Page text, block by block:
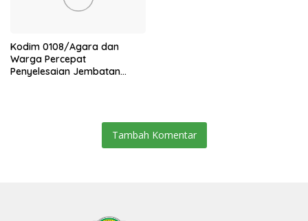
Kodim 0108/Agara dan
Warga Percepat
Penyelesaian Jembatan
Tambah Komentar